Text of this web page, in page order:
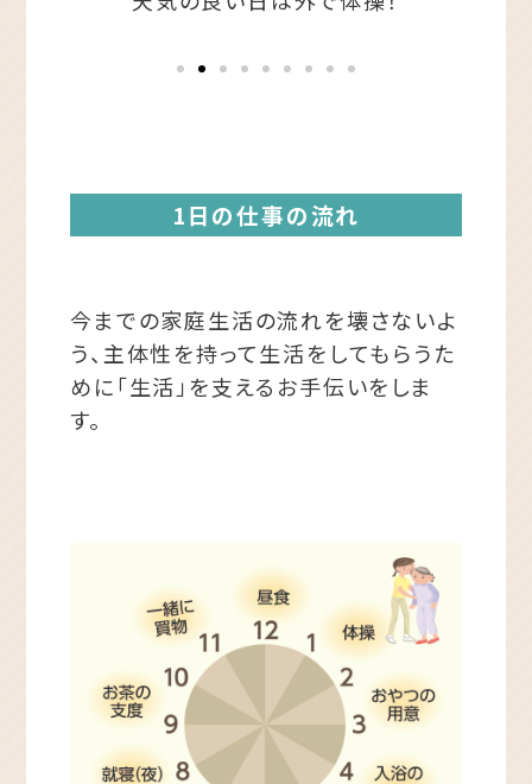
1日の仕事の流れ
今までの家庭生活の流れを壊さないよ
う、主体性を持って生活をしてもらうた
めに「生活」を支えるお手伝いをしま
す。